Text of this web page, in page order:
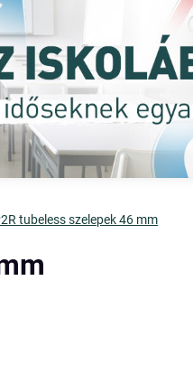
tubeless szelepek 46 mm